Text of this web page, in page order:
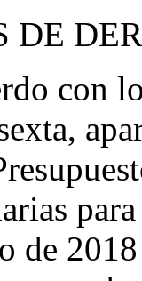
DE
con
de